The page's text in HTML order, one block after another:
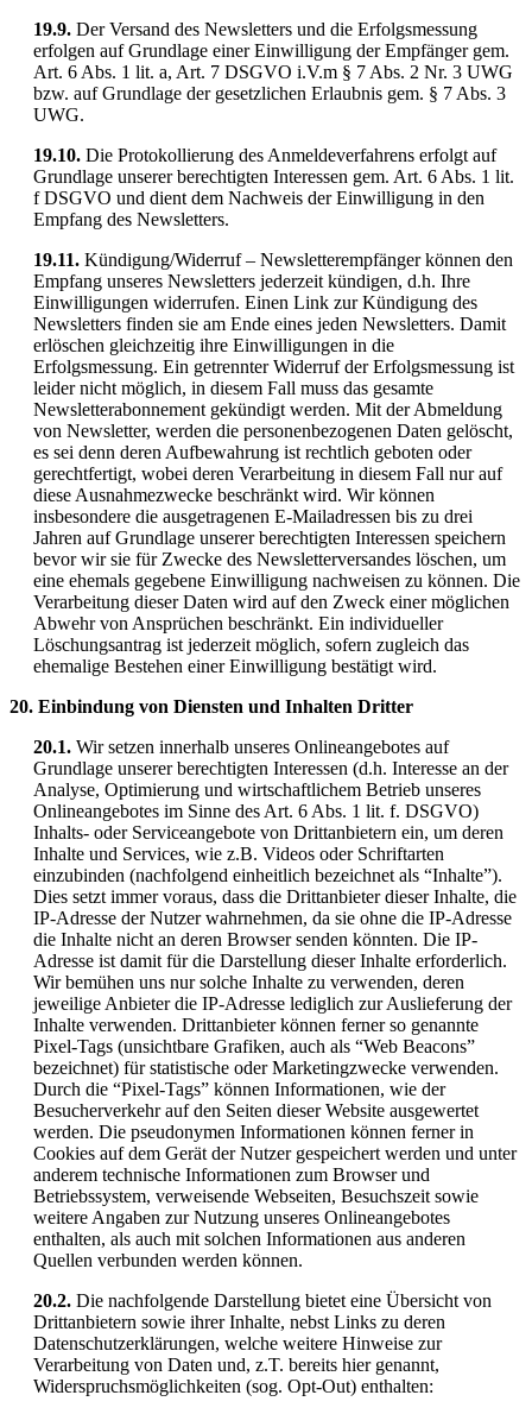
19.9. Der Versand des Newsletters und die Erfolgsmessung
erfolgen auf Grundlage einer Einwilligung der Empfänger gem.
Art. 6 Abs. 1 lit. a, Art. 7 DSGVO i.V.m § 7 Abs. 2 Nr. 3 UWG
bzw. auf Grundlage der gesetzlichen Erlaubnis gem. § 7 Abs. 3
UWG.
19.10. Die Protokollierung des Anmeldeverfahrens erfolgt auf
Grundlage unserer berechtigten Interessen gem. Art. 6 Abs. 1 lit.
f DSGVO und dient dem Nachweis der Einwilligung in den
Empfang des Newsletters.
19.11. Kündigung/Widerruf – Newsletterempfänger können den
Empfang unseres Newsletters jederzeit kündigen, d.h. Ihre
Einwilligungen widerrufen. Einen Link zur Kündigung des
Newsletters finden sie am Ende eines jeden Newsletters. Damit
erlöschen gleichzeitig ihre Einwilligungen in die
Erfolgsmessung. Ein getrennter Widerruf der Erfolgsmessung ist
leider nicht möglich, in diesem Fall muss das gesamte
Newsletterabonnement gekündigt werden. Mit der Abmeldung
von Newsletter, werden die personenbezogenen Daten gelöscht,
es sei denn deren Aufbewahrung ist rechtlich geboten oder
gerechtfertigt, wobei deren Verarbeitung in diesem Fall nur auf
diese Ausnahmezwecke beschränkt wird. Wir können
insbesondere die ausgetragenen E-Mailadressen bis zu drei
Jahren auf Grundlage unserer berechtigten Interessen speichern
bevor wir sie für Zwecke des Newsletterversandes löschen, um
eine ehemals gegebene Einwilligung nachweisen zu können. Die
Verarbeitung dieser Daten wird auf den Zweck einer möglichen
Abwehr von Ansprüchen beschränkt. Ein individueller
Löschungsantrag ist jederzeit möglich, sofern zugleich das
ehemalige Bestehen einer Einwilligung bestätigt wird.
20. Einbindung von Diensten und Inhalten Dritter
20.1. Wir setzen innerhalb unseres Onlineangebotes auf
Grundlage unserer berechtigten Interessen (d.h. Interesse an der
Analyse, Optimierung und wirtschaftlichem Betrieb unseres
Onlineangebotes im Sinne des Art. 6 Abs. 1 lit. f. DSGVO)
Inhalts- oder Serviceangebote von Drittanbietern ein, um deren
Inhalte und Services, wie z.B. Videos oder Schriftarten
einzubinden (nachfolgend einheitlich bezeichnet als “Inhalte”).
Dies setzt immer voraus, dass die Drittanbieter dieser Inhalte, die
IP-Adresse der Nutzer wahrnehmen, da sie ohne die IP-Adresse
die Inhalte nicht an deren Browser senden könnten. Die IP-
Adresse ist damit für die Darstellung dieser Inhalte erforderlich.
Wir bemühen uns nur solche Inhalte zu verwenden, deren
jeweilige Anbieter die IP-Adresse lediglich zur Auslieferung der
Inhalte verwenden. Drittanbieter können ferner so genannte
Pixel-Tags (unsichtbare Grafiken, auch als “Web Beacons”
bezeichnet) für statistische oder Marketingzwecke verwenden.
Durch die “Pixel-Tags” können Informationen, wie der
Besucherverkehr auf den Seiten dieser Website ausgewertet
werden. Die pseudonymen Informationen können ferner in
Cookies auf dem Gerät der Nutzer gespeichert werden und unter
anderem technische Informationen zum Browser und
Betriebssystem, verweisende Webseiten, Besuchszeit sowie
weitere Angaben zur Nutzung unseres Onlineangebotes
enthalten, als auch mit solchen Informationen aus anderen
Quellen verbunden werden können.
20.2. Die nachfolgende Darstellung bietet eine Übersicht von
Drittanbietern sowie ihrer Inhalte, nebst Links zu deren
Datenschutzerklärungen, welche weitere Hinweise zur
Verarbeitung von Daten und, z.T. bereits hier genannt,
Widerspruchsmöglichkeiten (sog. Opt-Out) enthalten: